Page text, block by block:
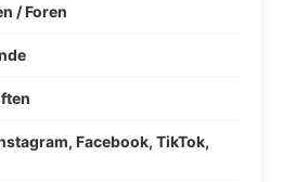
/ Foren
Facebook, TikTok,